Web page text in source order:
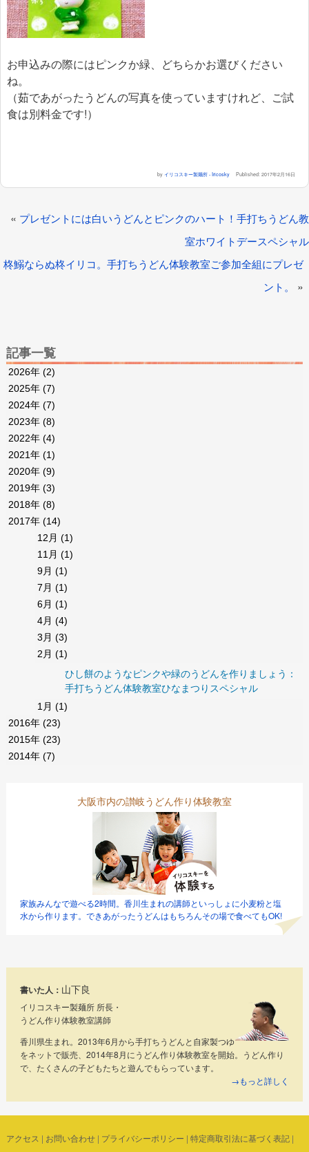
お申込みの際にはピンクか緑、どちらかお選びください
ね。
（茹であがったうどんの写真を使っていますけれど、ご試
食は別料金です!）
by イリコスキー製麺所 - Iricosky Published:2017年2月16日
« プレゼントには白いうどんとピンクのハート！手打ちうどん教
室ホワイトデースペシャル
柊鰯ならぬ柊イリコ。手打ちうどん体験教室ご参加全組にプレゼ
ント。
»
記事一覧
2026年 (2)
2025年 (7)
2024年 (7)
2023年 (8)
2022年 (4)
2021年 (1)
2020年 (9)
2019年 (3)
2018年 (8)
2017年 (14)
12月(1)
11月(1)
9月(1)
7月(1)
6月(1)
4月(4)
3月(3)
2月(1)
ひし餅のようなピンクや緑のうどんを作りましょう：
手打ちうどん体験教室ひなまつりスペシャル
1月(1)
2016年 (23)
2015年 (23)
2014年 (7)
大阪市内の讃岐うどん作り体験教室
家族みんなで遊べる2時間。香川生まれの講師といっしょに小麦粉と塩
水から作ります。できあがったうどんはもちろんその場で食べてもOK!
書いた人： 山下良
イリコスキー製麺所 所長・
うどん作り体験教室講師
香川県生まれ。2013年6月から手打ちうどんと自家製つゆ
をネットで販売、2014年8月にうどん作り体験教室を開始。うどん作り
で、たくさんの子どもたちと遊んでもらっています。
→もっと詳しく
アクセス | お問い合わせ| プライバシーポリシー | 特定商取引法に基づく表記|